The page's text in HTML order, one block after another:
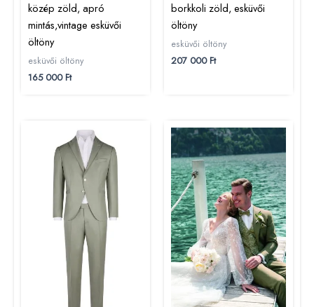
közép zöld, apró
mintás,vintage esküvői
öltöny
esküvői öltöny
165 000Ft
borkkoli zöld, esküvői
öltöny
esküvői öltöny
207 000Ft